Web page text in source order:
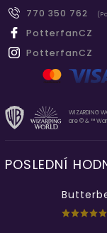
770 350 762
PotterfanCZ
PotterfanCZ
WIZARDING
are © & ™
POSLEDNÍ